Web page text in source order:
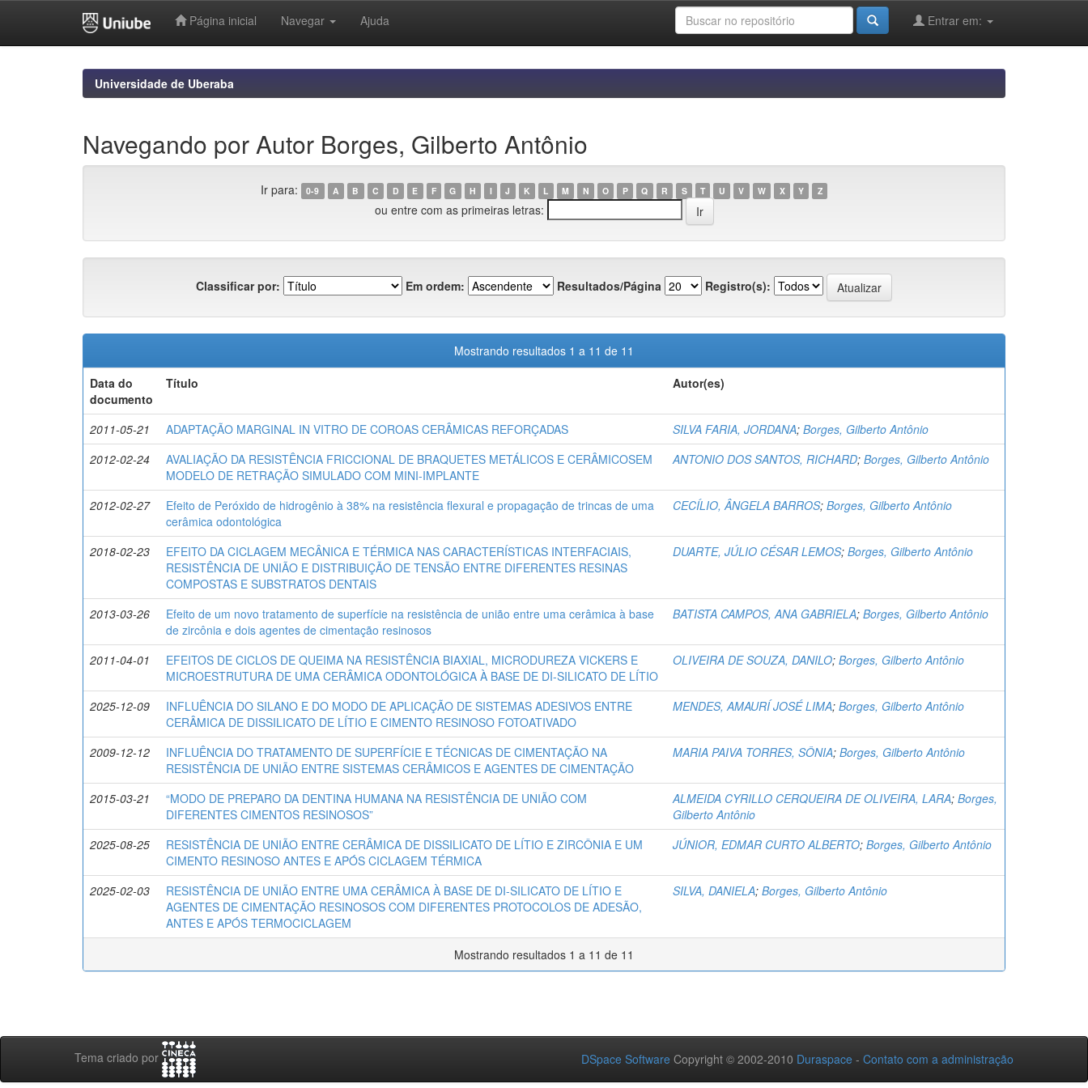
Página inicial Navegar Ajuda Entrar em:
Universidade de Uberaba
Navegando por Autor Borges, Gilberto Antônio
Ir para: 0-9 A B C D E F G H I J K L M N O P Q R S T U V W X Y Z
ou entre com as primeiras letras:
Classificar por: Em ordem: Resultados/Página Registro(s):
Mostrando resultados 1 a 11 de 11
Data do
documento
Título Autor(es)
2011-05-21 ADAPTAÇÃO MARGINAL IN VITRO DE COROAS CERÂMICAS REFORÇADAS SILVA FARIA, JORDANA; Borges, Gilberto Antônio
2012-02-24
AVALIAÇÃO DA RESISTÊNCIA FRICCIONAL DE BRAQUETES METÁLICOS E CERÂMICOSEM
MODELO DE RETRAÇÃO SIMULADO COM MINI-IMPLANTE
ANTONIO DOS SANTOS, RICHARD; Borges, Gilberto Antônio
2012-02-27
Efeito de Peróxido de hidrogênio à 38% na resistência flexural e propagação de trincas de uma
cerâmica odontológica
CECÍLIO, ÂNGELA BARROS; Borges, Gilberto Antônio
2018-02-23
EFEITO DA CICLAGEM MECÂNICA E TÉRMICA NAS CARACTERÍSTICAS INTERFACIAIS,
RESISTÊNCIA DE UNIÃO E DISTRIBUIÇÃO DE TENSÃO ENTRE DIFERENTES RESINAS
COMPOSTAS E SUBSTRATOS DENTAIS
DUARTE, JÚLIO CÉSAR LEMOS; Borges, Gilberto Antônio
2013-03-26
Efeito de um novo tratamento de superfície na resistência de união entre uma cerâmica à base
de zircônia e dois agentes de cimentação resinosos
BATISTA CAMPOS, ANA GABRIELA; Borges, Gilberto Antônio
2011-04-01
EFEITOS DE CICLOS DE QUEIMA NA RESISTÊNCIA BIAXIAL, MICRODUREZA VICKERS E
MICROESTRUTURA DE UMA CERÂMICA ODONTOLÓGICA À BASE DE DI-SILICATO DE LÍTIO
OLIVEIRA DE SOUZA, DANILO; Borges, Gilberto Antônio
2025-12-09
INFLUÊNCIA DO SILANO E DO MODO DE APLICAÇÃO DE SISTEMAS ADESIVOS ENTRE
CERÂMICA DE DISSILICATO DE LÍTIO E CIMENTO RESINOSO FOTOATIVADO
MENDES, AMAURÍ JOSÉ LIMA; Borges, Gilberto Antônio
2009-12-12
INFLUÊNCIA DO TRATAMENTO DE SUPERFÍCIE E TÉCNICAS DE CIMENTAÇÃO NA
RESISTÊNCIA DE UNIÃO ENTRE SISTEMAS CERÂMICOS E AGENTES DE CIMENTAÇÃO
MARIA PAIVA TORRES, SÔNIA; Borges, Gilberto Antônio
2015-03-21
“MODO DE PREPARO DA DENTINA HUMANA NA RESISTÊNCIA DE UNIÃO COM
DIFERENTES CIMENTOS RESINOSOS”
ALMEIDA CYRILLO CERQUEIRA DE OLIVEIRA, LARA; Borges,
Gilberto Antônio
2025-08-25
RESISTÊNCIA DE UNIÃO ENTRE CERÂMICA DE DISSILICATO DE LÍTIO E ZIRCÔNIA E UM
CIMENTO RESINOSO ANTES E APÓS CICLAGEM TÉRMICA
JÚNIOR, EDMAR CURTO ALBERTO; Borges, Gilberto Antônio
2025-02-03
RESISTÊNCIA DE UNIÃO ENTRE UMA CERÂMICA À BASE DE DI-SILICATO DE LÍTIO E
AGENTES DE CIMENTAÇÃO RESINOSOS COM DIFERENTES PROTOCOLOS DE ADESÃO,
ANTES E APÓS TERMOCICLAGEM
SILVA, DANIELA; Borges, Gilberto Antônio
Mostrando resultados 1 a 11 de 11
Tema criado por DSpace Software Copyright © 2002-2010 Duraspace - Contato com a administração